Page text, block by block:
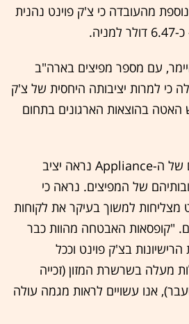
נוספת מהעובדה כי צ'ק פוינט נהנית
עם מספר מפיצים בארה"ב
כי למרות יציבותה היחסית של צ'ק
האטה בהוצאות הארגונים בתחום
"לעומת זאת, המומנטום של ה-Appliance נראה יציב
של המפיצים. נראה כי
מצליחות למשוך בעיקר את לקוחות
"קופסאות האבטחה מהוות כבר
בצ'ק פוינט וככל
מעלה בשרשרת המזון (זכייה
אנו עשויים לראות מגמה עולה